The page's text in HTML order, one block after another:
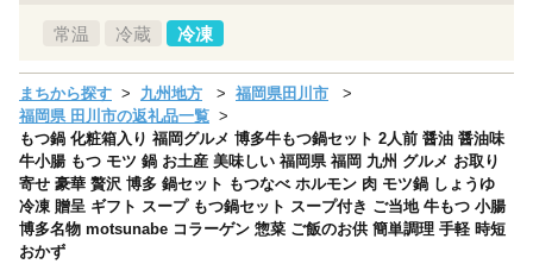
常温 冷蔵 冷凍
まちから探す 九州地方
福岡県田川市
福岡県 田川市の返礼品一覧
もつ鍋 化粧箱入り 福岡グルメ 博多牛もつ鍋セット 2人前 醤油 醤油味
牛小腸 もつ モツ 鍋 お土産 美味しい 福岡県 福岡 九州 グルメ お取り
寄せ 豪華 贅沢 博多 鍋セット もつなべ ホルモン 肉 モツ鍋 しょうゆ
冷凍 贈呈 ギフト スープ もつ鍋セット スープ付き ご当地 牛もつ 小腸
博多名物 motsunabe コラーゲン 惣菜 ご飯のお供 簡単調理 手軽 時短
おかず